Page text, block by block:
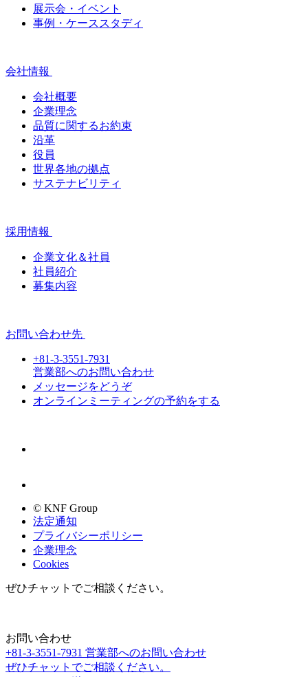
展示会・イベント
事例・ケーススタディ
会社情報
会社概要
企業理念
品質に関するお約束
沿革
役員
世界各地の拠点
サステナビリティ
採用情報
企業文化＆社員
社員紹介
募集内容
お問い合わせ先
+81-3-3551-7931
営業部へのお問い合わせ
メッセージをどうぞ
オンラインミーティングの予約をする
© KNF Group
法定通知
プライバシーポリシー
企業理念
Cookies
ぜひチャットでご相談ください。
お問い合わせ
+81-3-3551-7931 営業部へのお問い合わせ
ぜひチャットでご相談ください。